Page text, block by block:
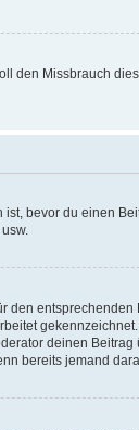
den Missbrauch
bevor du einen
den entsprechenden
deinen Beitrag
bereits jemand